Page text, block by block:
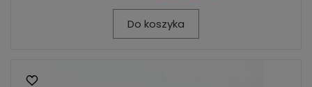
Do koszyka